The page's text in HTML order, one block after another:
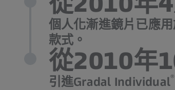
個人化漸進鏡片已應
款式。
從2010年
引進Gradal Individual®